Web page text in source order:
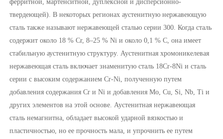
ферритной, мартенситной, дуплексной и дисперсионно-
твердеющей). В некоторых регионах аустенитную нержавеющую
сталь также называют нержавеющей сталью серии 300. Когда сталь
содержит около 18 % Cr, 8–25 % Ni и около 0,1 % C, она имеет
стабильную аустенитную структуру. Аустенитная хромоникелевая
нержавеющая сталь включает знаменитую сталь 18Cr-8Ni и сталь
серии с высоким содержанием Cr-Ni, полученную путем
добавления содержания Cr и Ni и добавления Mo, Cu, Si, Nb, Ti и
других элементов на этой основе. Аустенитная нержавеющая
сталь немагнитна, обладает высокой ударной вязкостью и
пластичностью, но ее прочность мала, и упрочнить ее путем